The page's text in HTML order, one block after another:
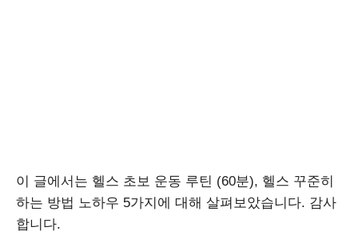
이 글에서는 헬스 초보 운동 루틴 (60분), 헬스 꾸준히
하는 방법 노하우 5가지에 대해 살펴보았습니다. 감사
합니다.